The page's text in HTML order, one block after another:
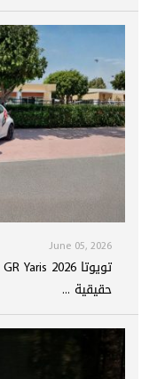
June 05, 2026
حقيقية ...